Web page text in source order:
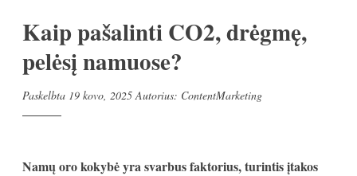
Kaip pašalinti CO2, drėgmę,
pelėsį namuose?
Paskelbta 19 kovo, 2025Autorius: ContentMarketing
Namų oro kokybė yra svarbus faktorius, turintis įtakos